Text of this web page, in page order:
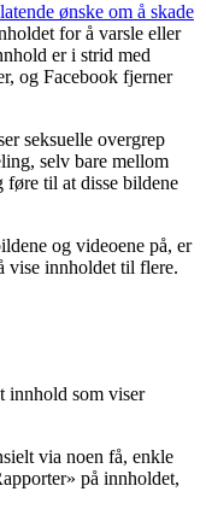
ønske om å skade
for å varsle eller
er i strid med
og Facebook fjerner
seksuelle overgrep
selv bare mellom
til at disse bildene
og videoene på, er
vise innholdet til flere.
innhold som viser
via noen få, enkle
på innholdet,